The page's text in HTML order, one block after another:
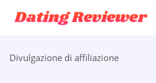
Divulgazione di affiliazione